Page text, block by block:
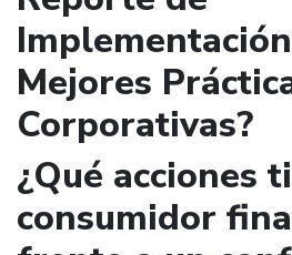
Mejores
Corporativas?
¿Qué acciones
consumidor